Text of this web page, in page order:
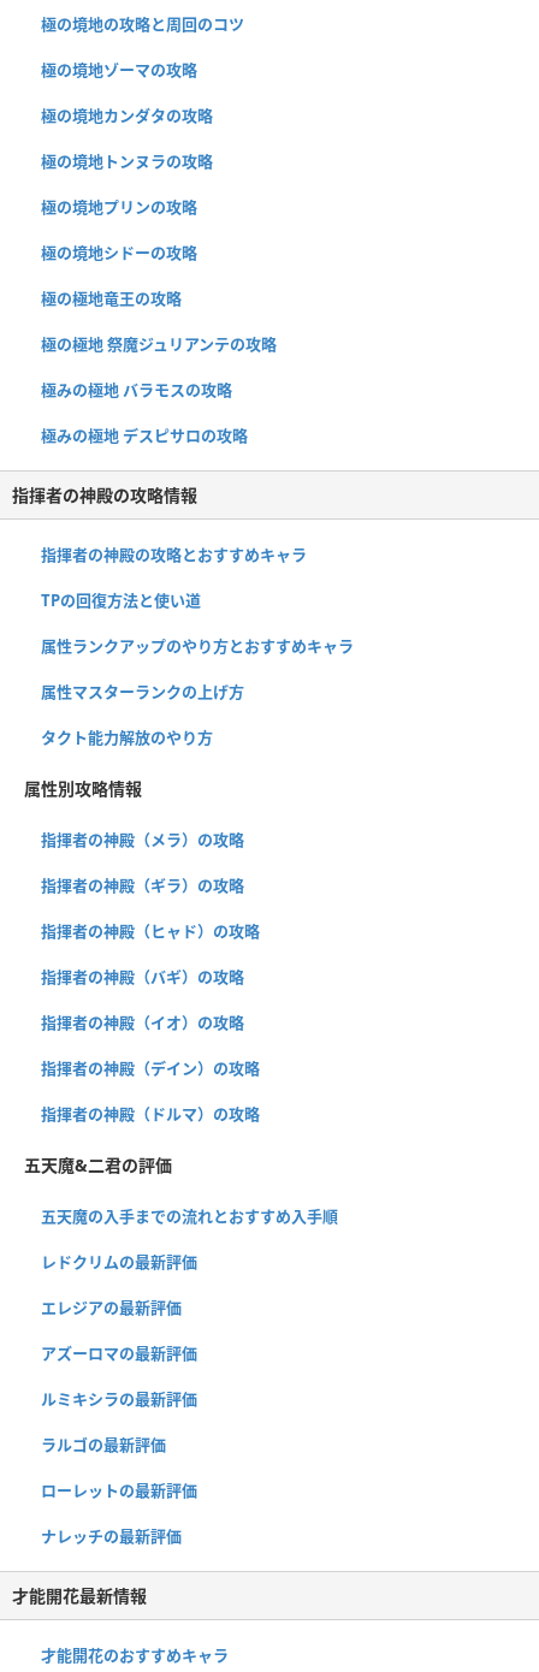
極の境地の攻略と周回のコツ
極の境地ゾーマの攻略
極の境地カンダタの攻略
極の境地トンヌラの攻略
極の境地プリンの攻略
極の境地シドーの攻略
極の極地竜王の攻略
極の極地 祭魔ジュリアンテの攻略
極みの極地 バラモスの攻略
極みの極地 デスピサロの攻略
指揮者の神殿の攻略情報
指揮者の神殿の攻略とおすすめキャラ
TPの回復方法と使い道
属性ランクアップのやり方とおすすめキャラ
属性マスターランクの上げ方
タクト能力解放のやり方
属性別攻略情報
指揮者の神殿（メラ）の攻略
指揮者の神殿（ギラ）の攻略
指揮者の神殿（ヒャド）の攻略
指揮者の神殿（バギ）の攻略
指揮者の神殿（イオ）の攻略
指揮者の神殿（デイン）の攻略
指揮者の神殿（ドルマ）の攻略
五天魔&二君の評価
五天魔の入手までの流れとおすすめ入手順
レドクリムの最新評価
エレジアの最新評価
アズーロマの最新評価
ルミキシラの最新評価
ラルゴの最新評価
ローレットの最新評価
ナレッチの最新評価
才能開花最新情報
才能開花のおすすめキャラ